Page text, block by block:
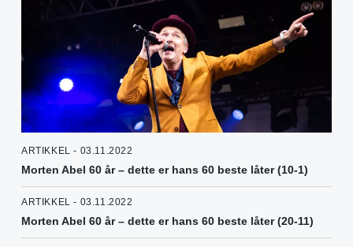
ARTIKKEL - 03.11.2022
Morten Abel 60 år – dette er hans 60 beste låter (10-1)
ARTIKKEL - 03.11.2022
Morten Abel 60 år – dette er hans 60 beste låter (20-11)